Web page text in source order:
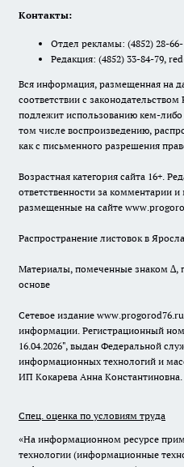
Контакты:
Отдел рекламы: (4852) 28-
Редакция: (4852) 33-84-79,
Вся информация, размещенная на
соответствии с
подлежит использованию кем-
том числе воспроизведению,
как с письменного разрешения
Возрастная категория сайта 16+.
ответственности за комментарии
размещенные на сайте
Распространение листовок в
Материалы, помеченные знаком ∆,
основе
Сетевое издание
информации. Регистрационный
16.04.2026", выдан Федеральной
информационных технологий и
ИП Кокарева Анна Константиновна.
Спец. оценка по условиям труда
«На информационном ресурсе
технологии (информационные